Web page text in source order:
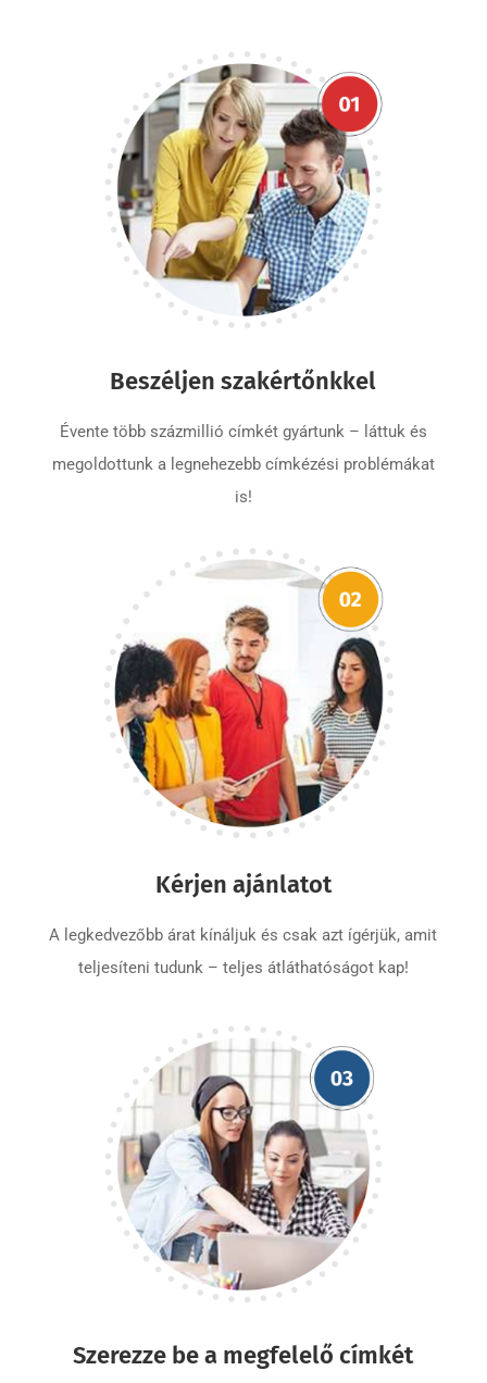
Beszéljen szakértőnkkel
Évente több százmillió címkét gyártunk – láttuk és
megoldottunk a legnehezebb címkézési problémákat
is!
Kérjen ajánlatot
A legkedvezőbb árat kínáljuk és csak azt ígérjük, amit
teljesíteni tudunk – teljes átláthatóságot kap!
Szerezze be a megfelelő címkét